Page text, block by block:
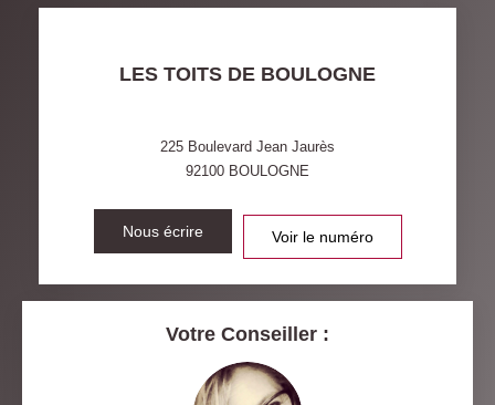
VOITURE
RÉSULTATS DES LYCÉES ECOLES ET CRÈCHES
RESTAURANTS ET CAFÉS COMMERCES
MÉDECINS
LES TOITS DE BOULOGNE
225 Boulevard Jean Jaurès
92100 BOULOGNE
Nous écrire Voir le numéro
Votre Conseiller :